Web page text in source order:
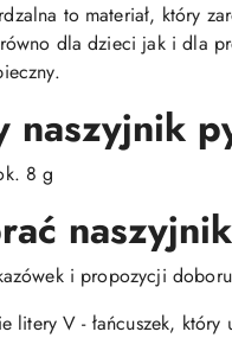
to materiał, który
dla dzieci jak i dla
naszyjnik
8 g
i propozycji
litery V - łańcuszek,